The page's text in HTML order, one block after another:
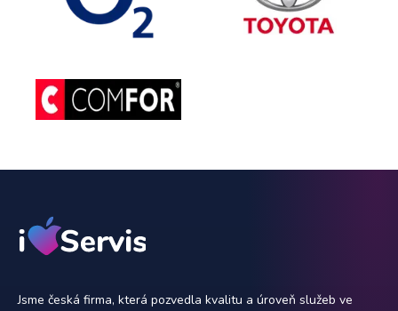
Jsme česká firma, která pozvedla kvalitu a úroveň služeb ve